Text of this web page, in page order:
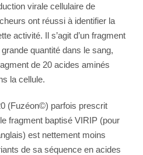
virale cellulaire de
ont réussi à identifier la
activité. Il s’agit d’un fragment
quantité dans le sang,
de 20 acides aminés
la cellule.
(Fuzéon©) parfois prescrit
fragment baptisé VIRIP (pour
est nettement moins
de sa séquence en acides